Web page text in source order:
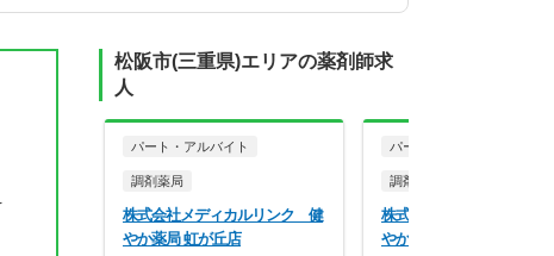
松阪市(三重県)エリアの薬剤師求
人
パート・アルバイト
調剤薬局
株式会社メディカルリンク 健
やか薬局 虹が丘店
パート・アルバイト
調剤薬局
株式会社メディカルリン
やか薬局 内五曲店